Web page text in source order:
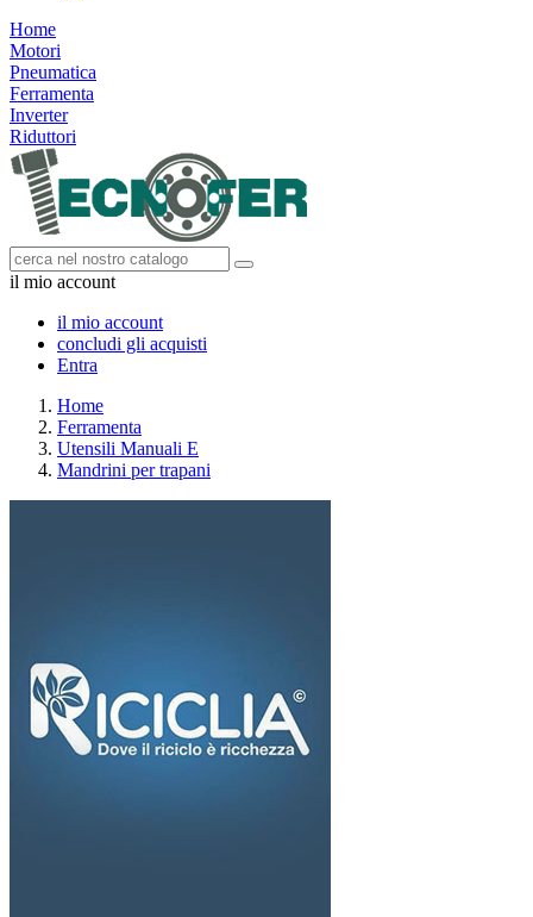
Home
Motori
Pneumatica
Ferramenta
Inverter
Riduttori
il mio account
il mio account
concludi gli acquisti
Entra
Home
Ferramenta
Utensili Manuali E
Mandrini per trapani